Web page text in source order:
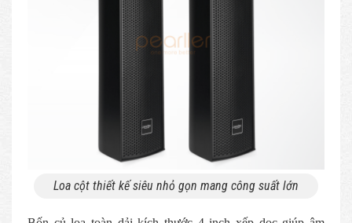
Loa cột thiết kế siêu nhỏ gọn mang công suất lớn